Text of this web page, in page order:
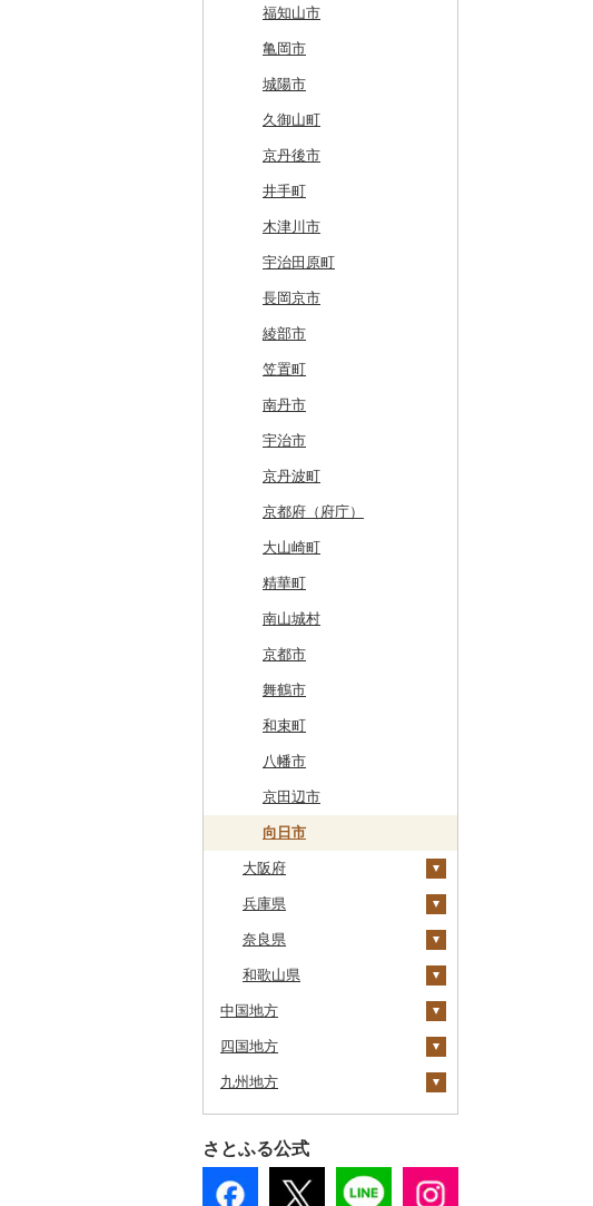
清里町
北斗市
留萌市
白糠町
釧路町
名寄市
美唄市
厚岸町
南富良野町
上富良野町
和寒町
紋別市
乙部町
根室市
三笠市
東川町
厚真町
奥尻町
網走市
浦河町
広尾町
中札内村
滝川市
比布町
鶴居村
釧路市
苫前町
当別町
占冠村
上士幌町
平取町
七飯町
北見市
登別市
東通村
黒石市
おいらせ町
鶴田町
階上町
深浦町
青森市
田子町
新郷村
横浜町
野辺地町
佐井村
六戸町
五所川原市
平川市
蓬田村
中泊町
外ヶ浜町
つがる市
弘前市
鰺ヶ沢町
むつ市
田舎館村
青森県（県庁）
三沢市
西目屋村
一戸町
陸前高田市
紫波町
滝沢市
住田町
葛巻町
花巻市
岩泉町
田野畑村
盛岡市
遠野市
奥州市
雫石町
岩手県（県庁）
一関市
久慈市
西和賀町
北上市
平泉町
洋野町
大船渡市
山田町
大槌町
白石市
登米市
山元町
名取市
川崎町
村田町
栗原市
富谷市
岩沼市
七ヶ宿町
大崎市
塩竈市
石巻市
多賀城市
宮城県（県庁）
亘理町
蔵王町
女川町
気仙沼市
美里町
松島町
大和町
大郷町
南三陸町
仙台市
大河原町
角田市
涌谷町
東松島市
井川町
潟上市
三種町
藤里町
湯沢市
大館市
由利本荘市
にかほ市
羽後町
秋田県（県庁）
秋田市
男鹿市
美郷町
東成瀬村
五城目町
北秋田市
八峰町
鹿角市
大仙市
八郎潟町
酒田市
新庄市
長井市
小国町
南陽市
中山町
庄内町
大石田町
川西町
鶴岡市
山形県（県庁）
金山町
東根市
飯豊町
鮭川村
大蔵村
山辺町
戸沢村
舟形町
最上町
真室川町
寒河江市
西川町
高畠町
山形市
三川町
大江町
米沢市
須賀川市
小野町
棚倉町
古殿町
昭和村
下郷町
西郷村
二本松市
猪苗代町
川俣町
郡山市
西会津町
玉川村
いわき市
南会津町
田村市
磐梯町
三春町
本宮市
柳津町
鮫川村
福島市
新地町
葛尾村
三島町
桑折町
矢吹町
国見町
檜枝岐村
喜多方市
南相馬市
会津若松市
大熊町
浅川町
境町
かすみがうら市
牛久市
常陸太田市
つくばみらい市
下妻市
茨城町
神栖市
常総市
東海村
美浦村
大洗町
河内町
ひたちなか市
龍ケ崎市
守谷市
常陸大宮市
笠間市
行方市
結城市
城里町
水戸市
鉾田市
桜川市
石岡市
茨城県（県庁）
坂東市
小美玉市
日立市
大子町
鹿嶋市
阿見町
那珂市
筑西市
高根沢町
大田原市
栃木市
日光市
小山市
宇都宮市
栃木県（県庁）
那珂川町
茂木町
那須烏山市
矢板市
さくら市
足利市
那須町
鹿沼市
下野市
益子町
芳賀町
野木町
昭和村
甘楽町
明和町
沼田市
桐生市
吉岡町
太田市
高山村
みどり市
千代田町
みなかみ町
片品村
富岡市
館林市
伊勢崎市
東吾妻町
前橋市
藤岡市
邑楽町
板倉町
嬬恋村
草津町
高崎市
群馬県（県庁）
大泉町
長野原町
中之条町
久喜市
ふじみ野市
川島町
上里町
川口市
飯能市
長瀞町
羽生市
小鹿野町
坂戸市
鳩山町
埼玉県（県庁）
神川町
東秩父村
横瀬町
三芳町
幸手市
日高市
蓮田市
川越市
宮代町
吉見町
東松山市
入間市
志木市
北本市
桶川市
加須市
三郷市
八潮市
越生町
さいたま市
鴻巣市
嵐山町
長柄町
芝山町
八千代市
横芝光町
多古町
白子町
栄町
香取市
習志野市
銚子市
君津市
旭市
南房総市
八街市
東金市
九十九里町
いすみ市
東庄町
館山市
大網白里市
一宮町
佐倉市
木更津市
茂原市
野田市
山武市
鴨川市
印西市
神崎町
船橋市
千葉市
白井市
成田市
富津市
昭島市
武蔵村山市
葛飾区
小金井市
墨田区
東久留米市
利島村
瑞穂町
大島町
府中市
国分寺市
東村山市
中央区
あきる野市
中野区
荒川区
北区
多摩市
稲城市
世田谷区
日の出町
板橋区
渋谷区
千代田区
新宿区
江東区
青梅市
国立市
品川区
福生市
小平市
文京区
大田区
豊島区
松田町
大井町
中井町
愛川町
山北町
真鶴町
清川村
開成町
藤沢市
神奈川県（県庁）
鎌倉市
大和市
伊勢原市
小田原市
湯河原町
秦野市
綾瀬市
横須賀市
三浦市
大磯町
箱根町
横浜市
茅ヶ崎市
川崎市
厚木市
海老名市
相模原市
座間市
二宮町
燕市
南魚沼市
関川村
新発田市
加茂市
小千谷市
田上町
五泉市
三条市
見附市
糸魚川市
胎内市
上越市
阿賀野市
津南町
新潟県（県庁）
柏崎市
村上市
妙高市
聖籠町
刈羽村
湯沢町
新潟市
砺波市
入善町
黒部市
立山町
富山県（県庁）
小矢部市
滑川市
富山市
南砺市
輪島市
中能登町
石川県（県庁）
野々市市
能登町
能美市
津幡町
宝達志水町
金沢市
内灘町
かほく市
小松市
志賀町
加賀市
若狭町
鯖江市
高浜町
勝山市
福井県（県庁）
越前市
坂井市
あわら市
福井市
大野市
敦賀市
おおい町
永平寺町
山梨市
富士川町
大月市
富士河口湖町
韮崎市
南アルプス市
市川三郷町
都留市
山梨県（県庁）
道志村
忍野村
笛吹市
中央市
北杜市
鳴沢村
西桂町
身延町
早川町
南部町
昭和町
甲府市
甲州市
丹波山村
御代田町
飯田市
青木村
南箕輪村
長野県（県庁）
上松町
高山村
南木曽町
朝日村
長野市
根羽村
池田町
須坂市
川上村
信濃町
南牧村
伊那市
立科町
東御市
中野市
豊丘村
売木村
小諸市
木曽町
箕輪町
駒ヶ根市
王滝村
千曲市
辰野町
茅野市
喬木村
阿智村
小川村
宮田村
養老町
八百津町
池田町
関市
瑞穂市
飛騨市
岐南町
大野町
山県市
羽島市
本巣市
川辺町
大垣市
輪之内町
神戸町
瑞浪市
中津川市
高山市
郡上市
白川村
御嵩町
海津市
関ケ原町
七宗町
笠松町
東白川村
土岐市
岐阜県（県庁）
下呂市
多治見市
垂井町
恵那市
白川町
各務原市
静岡県
下田市
静岡市
吉田町
函南町
藤枝市
御殿場市
浜松市
伊東市
島田市
沼津市
伊豆市
裾野市
焼津市
富士宮市
河津町
袋井市
熱海市
掛川市
伊豆の国市
小山町
森町
川根本町
富士市
御前崎市
東伊豆町
西伊豆町
清水町
南伊豆町
松崎町
湖西市
磐田市
三島市
静岡県（県庁）
愛知県
清須市
田原市
安城市
北名古屋市
東栄町
豊山町
南知多町
江南市
みよし市
西尾市
武豊町
幸田町
碧南市
岡崎市
愛知県（県庁）
蒲郡市
東郷町
犬山市
弥富市
東海市
新城市
春日井市
瀬戸市
大府市
半田市
あま市
岩倉市
小牧市
愛西市
長久手市
豊川市
尾張旭市
桑名市
志摩市
明和町
鳥羽市
いなべ市
紀北町
熊野市
南伊勢町
朝日町
菰野町
紀宝町
伊勢市
四日市市
大台町
尾鷲市
三重県（県庁）
津市
名張市
東員町
玉城町
竜王町
甲賀市
湖南市
大津市
彦根市
栗東市
愛荘町
滋賀県（県庁）
米原市
豊郷町
多賀町
野洲市
福知山市
亀岡市
城陽市
久御山町
京丹後市
井手町
木津川市
宇治田原町
長岡京市
綾部市
笠置町
南丹市
宇治市
京丹波町
京都府（府庁）
大山崎町
精華町
南山城村
京都市
舞鶴市
和束町
八幡市
京田辺市
向日市
大阪府
茨木市
豊能町
枚方市
河内長野市
泉佐野市
交野市
藤井寺市
能勢町
阪南市
兵庫県
上郡町
神河町
小野市
太子町
西宮市
佐用町
多可町
朝来市
奈良県
曽爾村
河合町
宇陀市
田原本町
山添村
大淀町
安堵町
和歌山県
湯浅町
有田市
橋本市
広川町
和歌山市
海南市
中国地方
鳥取県
鳥取県（県庁）
米子市
大山町
琴浦町
島根県
雲南市
海士町
津和野町
岡山県
津山市
西粟倉村
広島県
安芸太田町
山口県
四国地方
徳島県
阿波市
牟岐町
那賀町
香川県
高松市
直島町
愛媛県
今治市
高知県
九州地方
福岡県
那珂川市
添田町
佐賀県
嬉野市
長崎県
さとふる公式